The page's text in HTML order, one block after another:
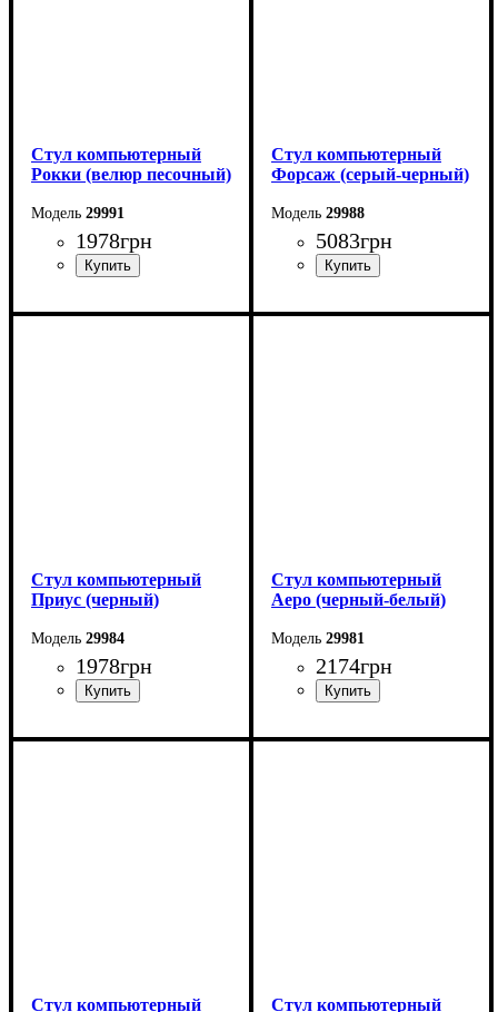
Стул компьютерный
Рокки (велюр песочный)
29991
1978грн
Стул компьютерный
Форсаж (серый-черный)
29988
5083грн
Стул компьютерный
Приус (черный)
29984
1978грн
Стул компьютерный
Аеро (черный-белый)
29981
2174грн
Стул компьютерный Стул компьютерный